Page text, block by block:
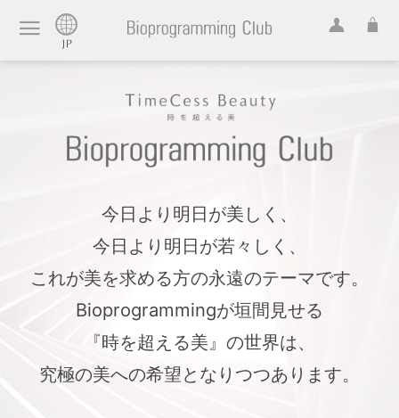
今日より明日が美しく、
今日より明日が若々しく、
これが美を求める方の永遠のテーマです。
Bioprogrammingが垣間見せる
『時を超える美』の世界は、
究極の美への希望となりつつあります。